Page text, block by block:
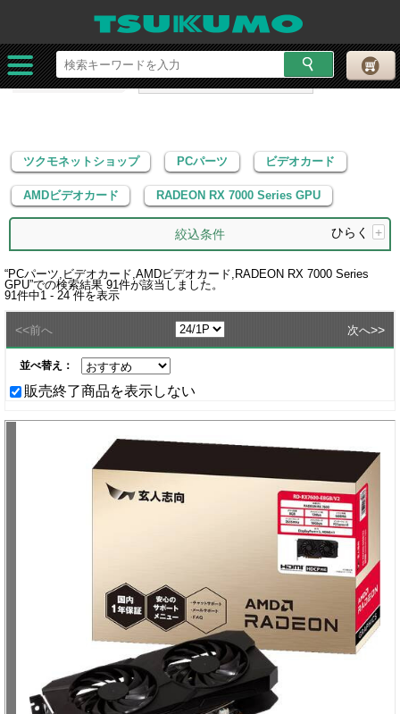
ツクモネットショップ PCパーツ
ビデオカード
AMDビデオカード
RADEON RX 7000 Series GPU
ツクモネットショップ PCパーツ ビデオカード
AMDビデオカード RADEON RX 7000 Series GPU
絞込条件 ひらく +
“PCパーツ,ビデオカード,AMDビデオカード,RADEON RX 7000 Series
GPU”での検索結果 91件が該当しました。
91件中1 - 24 件を表示
<<前へ 次へ>>
並べ替え：
販売終了商品を表示しない